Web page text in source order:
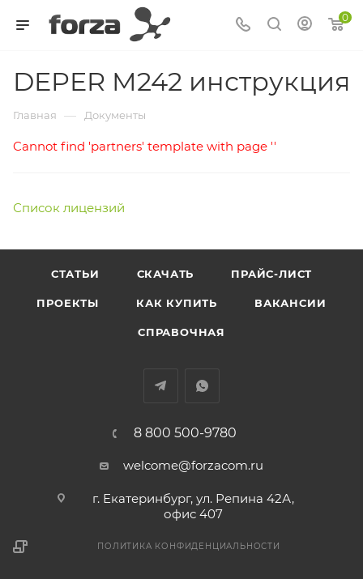
0
DEPER M242 инструкция
Главная — Документы
Cannot find 'partners' template with page ''
Список лицензий
СТАТЬИ СКАЧАТЬ ПРАЙС-ЛИСТ
ПРОЕКТЫ КАК КУПИТЬ ВАКАНСИИ
СПРАВОЧНАЯ
8 800 500-9780
welcome@forzacom.ru
г. Екатеринбург, ул. Репина 42А,
офис 407
ПОЛИТИКА КОНФИДЕНЦИАЛЬНОСТИ